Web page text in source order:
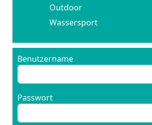
Outdoor
Wassersport
Benutzername
Passwort